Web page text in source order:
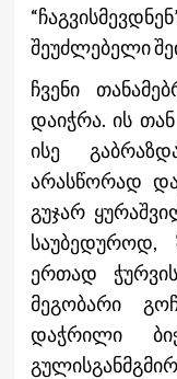
შეუძლებელი
ჩვენი
დაიჭრა. ის
ისე
არასწორად
გუჯარ
საუბედუროდ,
ერთად
მეგობარი
დაჭრილი